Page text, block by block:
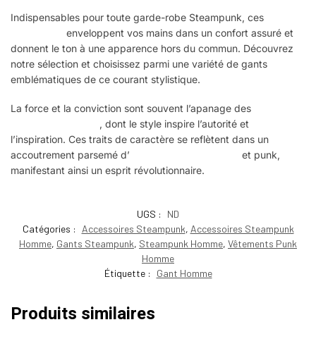
Indispensables pour toute garde-robe Steampunk, ces
enveloppent vos mains dans un confort assuré et
donnent le ton à une apparence hors du commun. Découvrez
notre sélection et choisissez parmi une variété de gants
emblématiques de ce courant stylistique.
La force et la conviction sont souvent l’apanage des
, dont le style inspire l’autorité et
l’inspiration. Ces traits de caractère se reflètent dans un
accoutrement parsemé d’
et punk,
manifestant ainsi un esprit révolutionnaire.
UGS :
ND
Catégories :
Accessoires Steampunk, Accessoires Steampunk
Homme, Gants Steampunk, Steampunk Homme, Vêtements Punk
Homme
Étiquette :
Gant Homme
Produits similaires